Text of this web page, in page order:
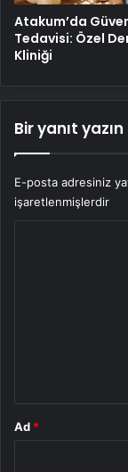
Atakum’da
Tedavisi: Özel
Kliniği
Bir yanıt yazın
E-posta adresiniz
işaretlenmişlerdir
Ad *